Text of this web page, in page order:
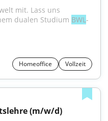
mit. Lass uns
dualen Studium BWL-
Homeoffice Vollzeit
(m/w/d)